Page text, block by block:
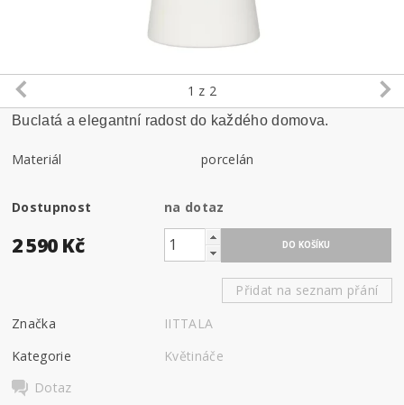
1 z 2
Buclatá a elegantní radost do každého domova.
Materiál porcelán
Dostupnost na dotaz
2 590 Kč
Přidat na seznam přání
Značka
IITTALA
Kategorie
Květináče
Dotaz